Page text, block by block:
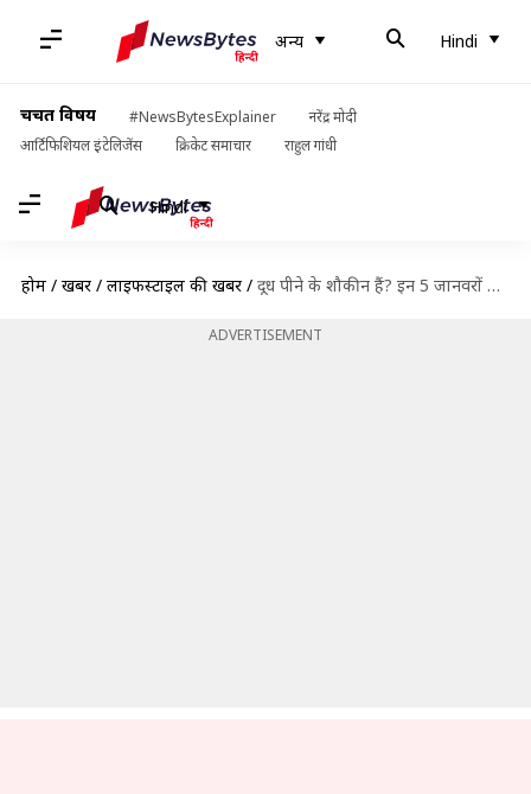
अन्य Hindi
चर्चित विषय #NewsBytesExplainer
नरेंद्र मोदी
आर्टिफिशियल इंटेलिजेंस
क्रिकेट समाचार राहुल गांधी
Hindi
होम / खबरें / लाइफस्टाइल की खबरें / दूध पीने के शौकीन हैं? इन 5 जानवरों के दूध को डाइट में करें शामिल
ADVERTISEMENT